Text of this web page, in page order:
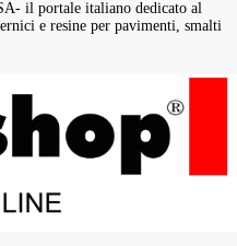
il portale italiano dedicato al
e resine per pavimenti, smalti